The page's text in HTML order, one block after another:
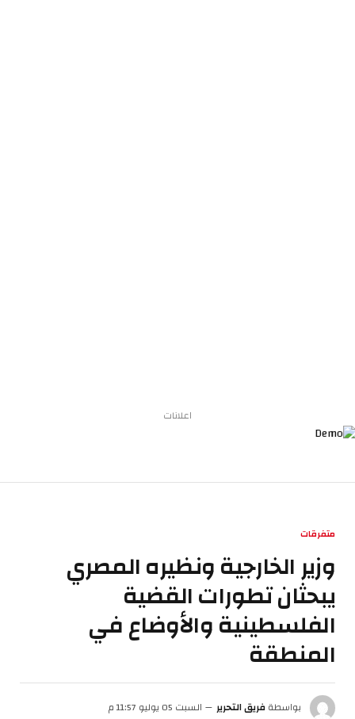
اعلانات
متفرقات
وزير الخارجية ونظيره المصري
يبحثان تطورات القضية
الفلسطينية والأوضاع في
المنطقة
بواسطةفريق التحرير
السبت 05 يوليو 11:57 م